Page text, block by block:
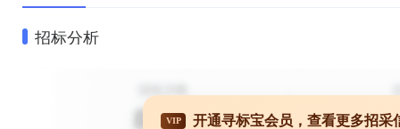
招标分析
VIP 开通寻标宝会员，查看更多招采